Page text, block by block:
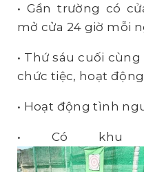
• Gần trường có
mở cửa 24 giờ mỗi
• Thứ sáu cuối
chức tiệc, hoạt
• Hoạt động tình
• Có khu